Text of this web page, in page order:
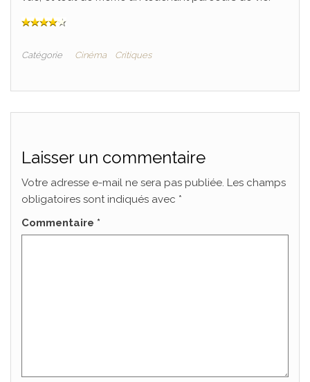
Catégorie Cinéma Critiques
Laisser un commentaire
Votre adresse e-mail ne sera pas publiée. Les champs
obligatoires sont indiqués avec *
Commentaire *